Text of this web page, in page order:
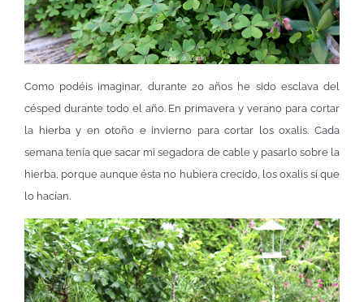
Como podéis imaginar, durante 20 años he sido esclava del
césped durante todo el año. En primavera y verano para cortar
la hierba y en otoño e invierno para cortar los oxalis. Cada
semana tenía que sacar mi segadora de cable y pasarlo sobre la
hierba, porque aunque ésta no hubiera crecido, los oxalis sí que
lo hacían.